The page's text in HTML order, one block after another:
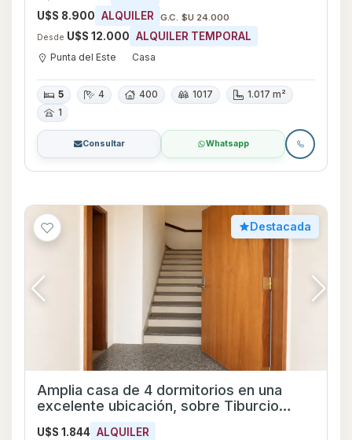
U$S 8.900 ALQUILER G.C. $U 24.000
Desde U$S 12.000 ALQUILER TEMPORAL
Punta del Este Casa
5 4 400 1017
1.017 m²
1
Consultar Whatsapp
Destacada
Amplia casa de 4 dormitorios en una
excelente ubicación, sobre Tiburcio
Gómez esquina Pedro Bustamante.
U$S 1.844 ALQUILER